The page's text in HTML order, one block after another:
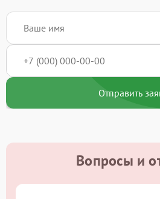
Отправить
Вопросы и